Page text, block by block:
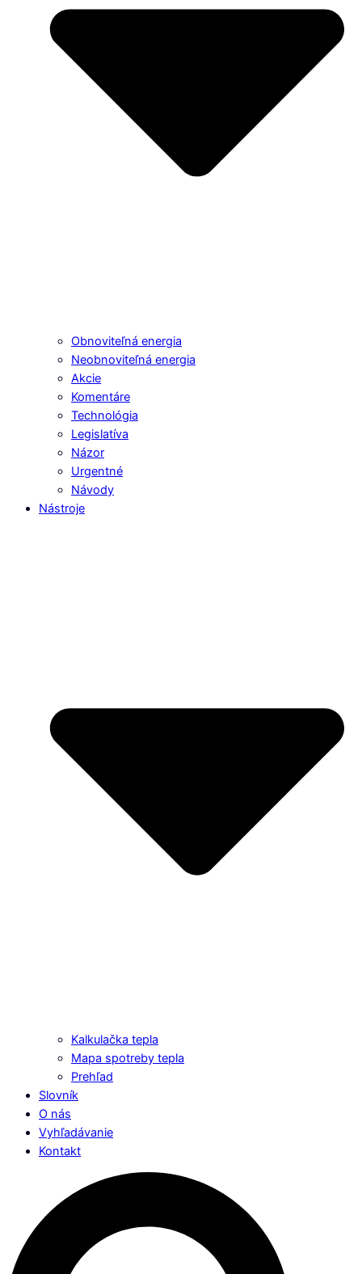
Obnoviteľná energia
Neobnoviteľná energia
Akcie
Komentáre
Technológia
Legislatíva
Názor
Urgentné
Návody
Nástroje
Kalkulačka tepla
Mapa spotreby tepla
Prehľad
Slovník
O nás
Vyhľadávanie
Kontakt